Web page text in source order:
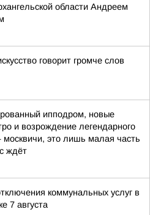
области Андреем
говорит громче слов
ипподром, новые
и возрождение легендарного
это лишь малая часть
ждёт
коммунальных услуг в
7 августа